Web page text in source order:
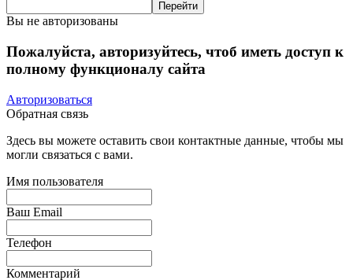
Вы не авторизованы
Пожалуйста, авторизуйтесь, чтоб иметь доступ к
полному функционалу сайта
Авторизоваться
Обратная связь
Здесь вы можете оставить свои контактные данные, чтобы мы
могли связаться с вами.
Имя пользователя
Ваш Email
Телефон
Комментарий